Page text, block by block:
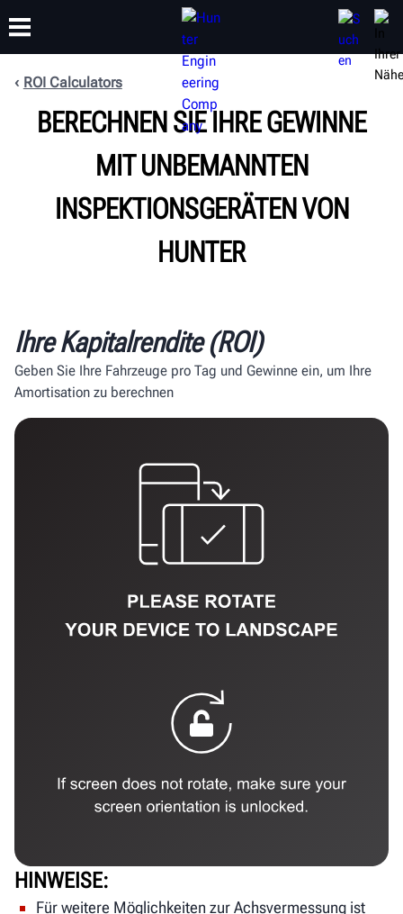
PRODUKTE SUPPORT
SCHULUNG
ÜBER
ROI Calculators
BERECHNEN SIE IHRE GEWINNE
MIT UNBEMANNTEN
INSPEKTIONSGERÄTEN VON
HUNTER
Ihre Kapitalrendite (ROI)
Geben Sie Ihre Fahrzeuge pro Tag und Gewinne ein, um Ihre
Amortisation zu berechnen
HINWEISE
Für weitere Möglichkeiten zur Achsvermessung ist